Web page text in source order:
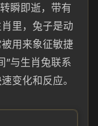
瞬即逝，带有
里，兔子是动
用来象征敏捷
”与生肖兔联系
变化和反应。